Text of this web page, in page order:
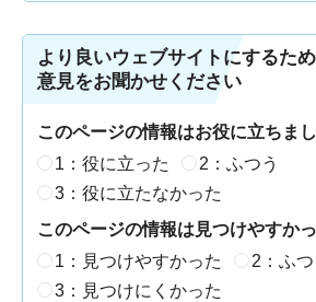
より良いウェブサイトにするた
意見をお聞かせください
このページの情報はお役に立ちま
1：役に立った
2：ふつう
3：役に立たなかった
このページの情報は見つけやすか
1：見つけやすかった
2：ふつ
3：見つけにくかった